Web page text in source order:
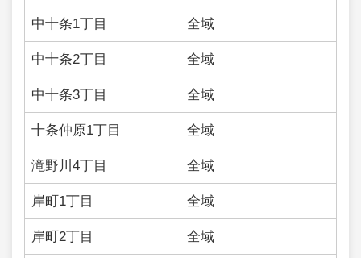
中十条1丁目 全域
中十条2丁目 全域
中十条3丁目 全域
十条仲原1丁目 全域
滝野川4丁目 全域
岸町1丁目 全域
岸町2丁目 全域